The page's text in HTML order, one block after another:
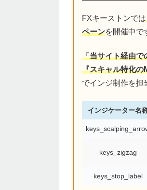
FXキーストンでは
ペーンを開催中で
「当サイト経由で
『スキャル特化の
でインジ制作を担
インジケーター名
keys_zigzag
keys_stop_label